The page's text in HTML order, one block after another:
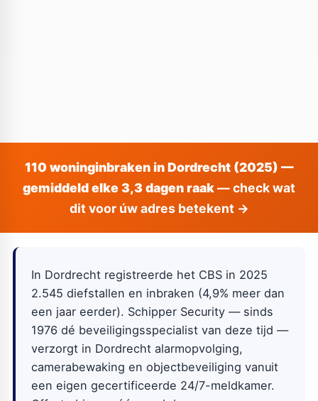
110 woninginbraken in Dordrecht (2025) —
gemiddeld elke 3,3 dagen raak— check wat
dit voor úw adres betekent →
In Dordrecht registreerde het CBS in 2025
2.545 diefstallen en inbraken (4,9% meer dan
een jaar eerder). Schipper Security — sinds
1976 dé beveiligingsspecialist van deze tijd —
verzorgt in Dordrecht alarmopvolging,
camerabewaking en objectbeveiliging vanuit
een eigen gecertificeerde 24/7-meldkamer.